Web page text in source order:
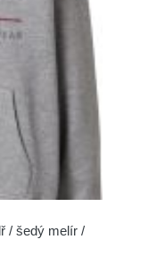
/ šedý melír /